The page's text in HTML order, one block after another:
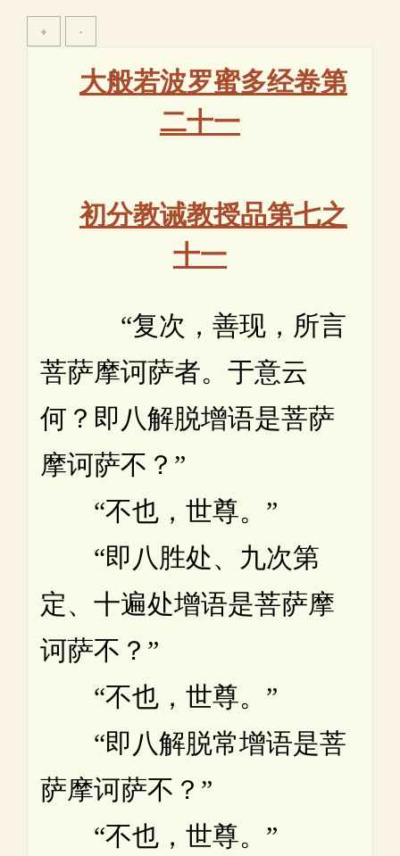
大般若波罗蜜多经卷第
二十一
初分教诫教授品第七之
十一
“复次，善现，所言
菩萨摩诃萨者。于意云
何？即八解脱增语是菩萨
摩诃萨不？”
“不也，世尊。”
“即八胜处、九次第
定、十遍处增语是菩萨摩
诃萨不？”
“不也，世尊。”
“即八解脱常增语是菩
萨摩诃萨不？”
“不也，世尊。”